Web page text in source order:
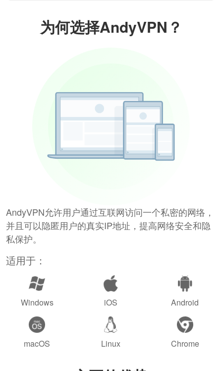
为何选择AndyVPN？
AndyVPN允许用户通过互联网访问一个私密的网络，
并且可以隐匿用户的真实IP地址，提高网络安全和隐
私保护。
适用于：
Windows iOS Android
macOS Linux Chrome